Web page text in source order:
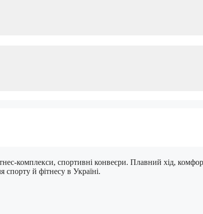
комплекси, спортивні конвеєри. Плавний хід,
спорту й фітнесу в Україні.